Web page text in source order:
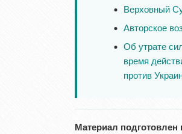
Верховный
Авторское
Об утрате
время
против
Материал подготовлен